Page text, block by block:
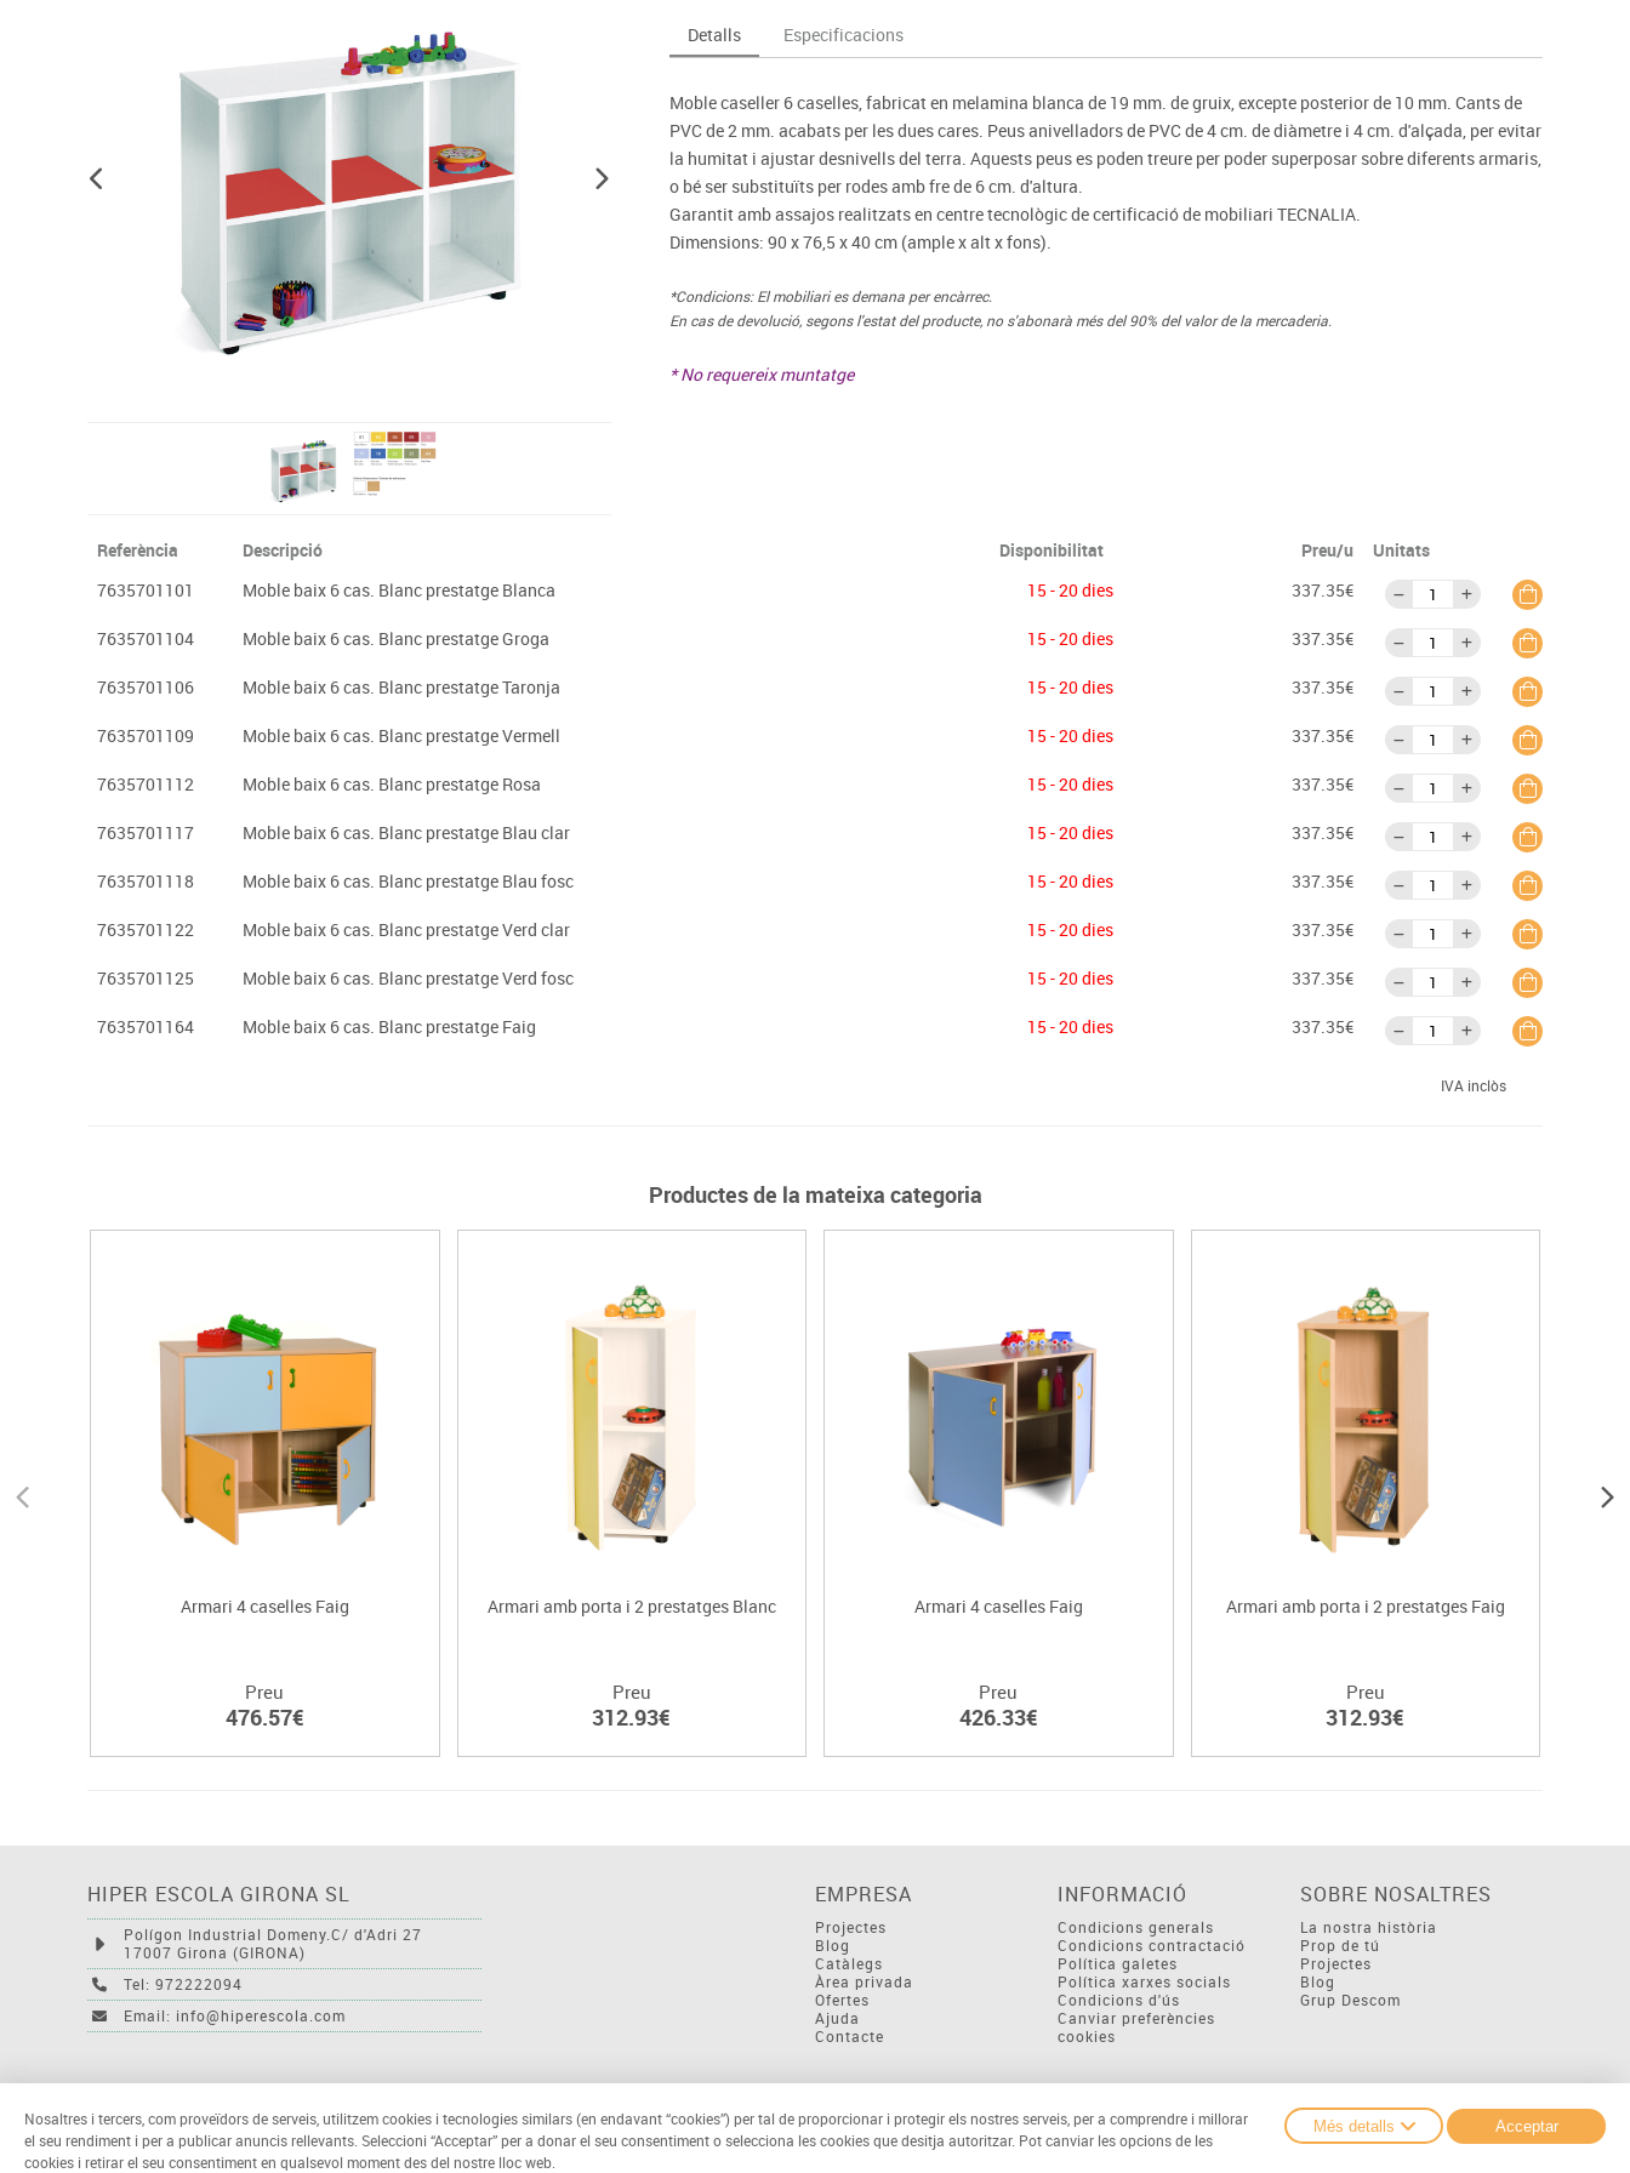
Plastificació, enquadernació i destrucció
Informàtica
Espais exteriors
Psicomotricitat
Monitors interactius
Videoprojecció
Taules escolars, abatibles i polivalents
Penjadors, prestatges i taquilles
Cadires, bancs i tamborets
Entrenament
Foam
Esports raqueta
Gimnàstica rítmica
Detalls Especificacions
Moble caseller 6 caselles, fabricat en melamina blanca de 19 mm. de gruix, excepte posterior de 10 mm. Cants de
PVC de 2 mm. acabats per les dues cares. Peus anivelladors de PVC de 4 cm. de diàmetre i 4 cm. d'alçada, per evitar
la humitat i ajustar desnivells del terra. Aquests peus es poden treure per poder superposar sobre diferents armaris,
o bé ser substituïts per rodes amb fre de 6 cm. d'altura.
Garantit amb assajos realitzats en centre tecnològic de certificació de mobiliari TECNALIA.
Dimensions: 90 x 76,5 x 40 cm (ample x alt x fons).
*Condicions: El mobiliari es demana per encàrrec.
En cas de devolució, segons l'estat del producte, no s'abonarà més del 90% del valor de la mercaderia.
* No requereix muntatge
Referència Descripció Disponibilitat Preu/u
Unitats
7635701101
Moble baix 6 cas. Blanc prestatge Blanca 15 - 20 dies 337.35€
7635701104 Moble baix 6 cas. Blanc prestatge Groga 15 - 20 dies 337.35€
7635701106 Moble baix 6 cas. Blanc prestatge Taronja 15 - 20 dies 337.35€
7635701109 Moble baix 6 cas. Blanc prestatge Vermell 15 - 20 dies 337.35€
7635701112 Moble baix 6 cas. Blanc prestatge Rosa 15 - 20 dies 337.35€
7635701117 Moble baix 6 cas. Blanc prestatge Blau clar 15 - 20 dies 337.35€
7635701118 Moble baix 6 cas. Blanc prestatge Blau fosc 15 - 20 dies 337.35€
7635701122 Moble baix 6 cas. Blanc prestatge Verd clar 15 - 20 dies 337.35€
7635701125 Moble baix 6 cas. Blanc prestatge Verd fosc 15 - 20 dies 337.35€
7635701164 Moble baix 6 cas. Blanc prestatge Faig 15 - 20 dies 337.35€
IVA inclòs
Productes de la mateixa categoria
Armari 4 caselles Faig
Preu
476.57€
Armari amb porta i 2 prestatges Blanc
Preu
312.93€
Armari 4 caselles Faig
Preu
426.33€
Armari amb porta i 2 prestatges Faig
Preu
312.93€
HIPER ESCOLA GIRONA SL
Polígon Industrial Domeny.C/ d'Adri 27
17007 Girona (GIRONA)
Tel: 972222094
Email: info@hiperescola.com
EMPRESA
Projectes
Blog
Catàlegs
Àrea privada
Ofertes
Ajuda
Contacte
INFORMACIÓ
Condicions generals
Condicions contractació
Política galetes
Política xarxes socials
Condicions d'ús
Canviar preferències
cookies
SOBRE NOSALTRES
La nostra història
Prop de tú
Projectes
Blog
Grup Descom
Nosaltres i tercers, com proveïdors de serveis, utilitzem cookies i tecnologies similars (en endavant “cookies”) per tal de proporcionar i protegir els nostres serveis, per a comprendre i millorar
el seu rendiment i per a publicar anuncis rellevants. Seleccioni “Acceptar” per a donar el seu consentiment o selecciona les cookies que desitja autoritzar. Pot canviar les opcions de les
cookies i retirar el seu consentiment en qualsevol moment des del nostre lloc web.
Més detalls Acceptar